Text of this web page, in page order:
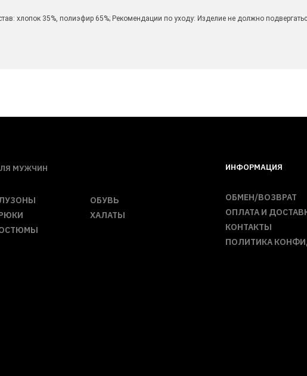
хлопок 35%, полиэфир 65%; Рекомендации по уходу: Изделие не должно
МУЖЧИН
ОБУВЬ
ХАЛАТЫ
ИНФОРМАЦИЯ
ОБМЕН/ВОЗВРАТ
ОПЛАТА И
КОНТАКТЫ
ПОЛИТИКА